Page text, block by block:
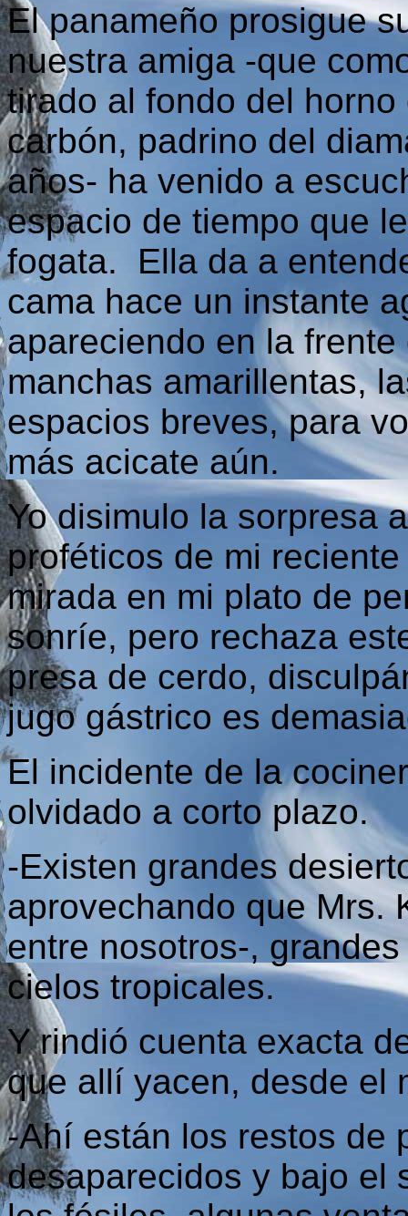
El panameño prosigue
nuestra amiga -que
tirado al fondo del
carbón, padrino del
años- ha venido a
espacio de tiempo que
fogata. Ella da a
cama hace un instante
apareciendo en la
manchas amarillentas,
espacios breves, para
más acicate aún.
Yo disimulo la sorpresa
proféticos de mi
mirada en mi plato de
sonríe, pero rechaza
presa de cerdo,
jugo gástrico es
El incidente de la
olvidado a corto plazo.
-Existen grandes
aprovechando que Mrs.
entre nosotros-,
cielos tropicales.
Y rindió cuenta exacta
que allí yacen, desde el
-Ahí están los restos de
desaparecidos y bajo el